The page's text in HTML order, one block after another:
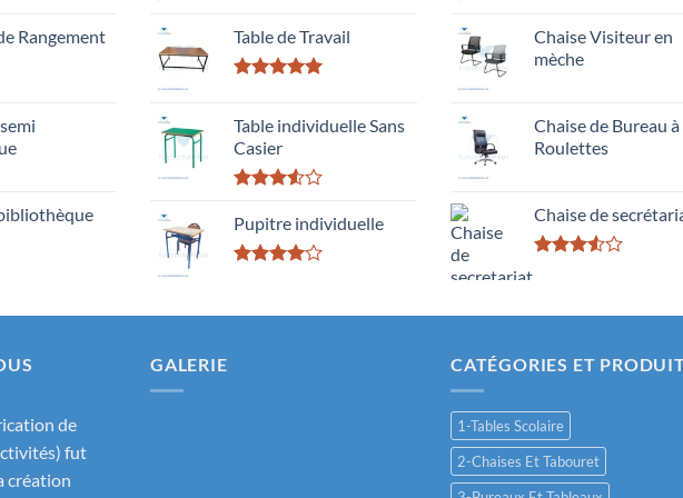
Rangement Table de Travail
Table individuelle Sans
Casier
3.50out
of 5
Pupitre individuelle
of 5
Chaise Visiteur en
mèche
Chaise de Bureau à
Roulettes
Chaise de
de
fut
création
GALERIE CATÉGORIES ET
1-Tables Scolaire
2-Chaises Et Tabouret